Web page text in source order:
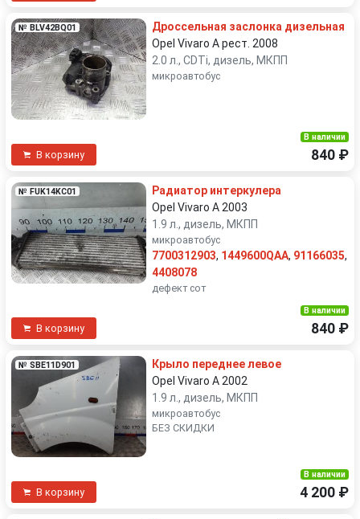
№ BLV42BQ01
Дроссельная заслонка дизельная
Opel Vivaro A рест. 2008
2.0 л., CDTi, дизель, МКПП
микроавтобус
В корзину
В наличии
840 ₽
№ FUK14KC01
Радиатор интеркулера
Opel Vivaro A 2003
1.9 л., дизель, МКПП
микроавтобус
7700312903, 1449600QAA, 91166035,
4408078
дефект сот
В корзину
В наличии
840 ₽
№ SBE11D901
Крыло переднее левое
Opel Vivaro A 2002
1.9 л., дизель, МКПП
микроавтобус
БЕЗ СКИДКИ
В корзину
В наличии
4 200 ₽